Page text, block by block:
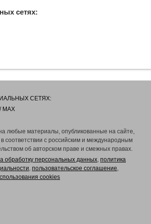
сетях:
СЕТЯХ:
/ MAX
любые материалы, опубликованные на сайте,
соответствии с российским и международным
об авторском праве и смежных правах.
обработку персональных данных, политика
, пользовательское соглашение,
cookies